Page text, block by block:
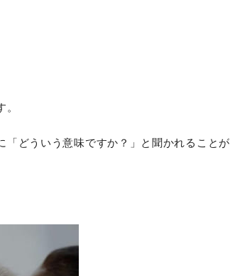
どういう意味ですか？」と聞かれることが